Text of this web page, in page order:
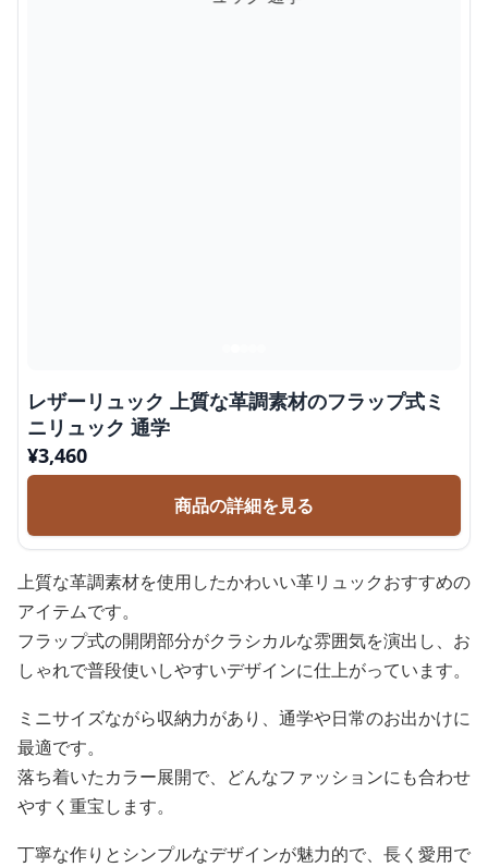
レザーリュック 上質な革調素材のフラップ式ミ
ニリュック 通学
¥3,460
商品の詳細を見る
上質な革調素材を使用したかわいい革リュックおすすめの
アイテムです。
フラップ式の開閉部分がクラシカルな雰囲気を演出し、お
しゃれで普段使いしやすいデザインに仕上がっています。
ミニサイズながら収納力があり、通学や日常のお出かけに
最適です。
落ち着いたカラー展開で、どんなファッションにも合わせ
やすく重宝します。
丁寧な作りとシンプルなデザインが魅力的で、長く愛用で